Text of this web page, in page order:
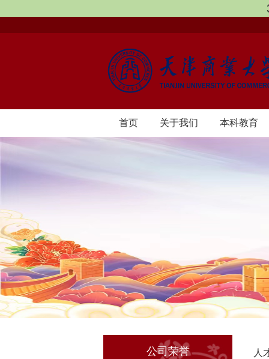
首页 ​关于我们 本科教育
公司荣誉 人